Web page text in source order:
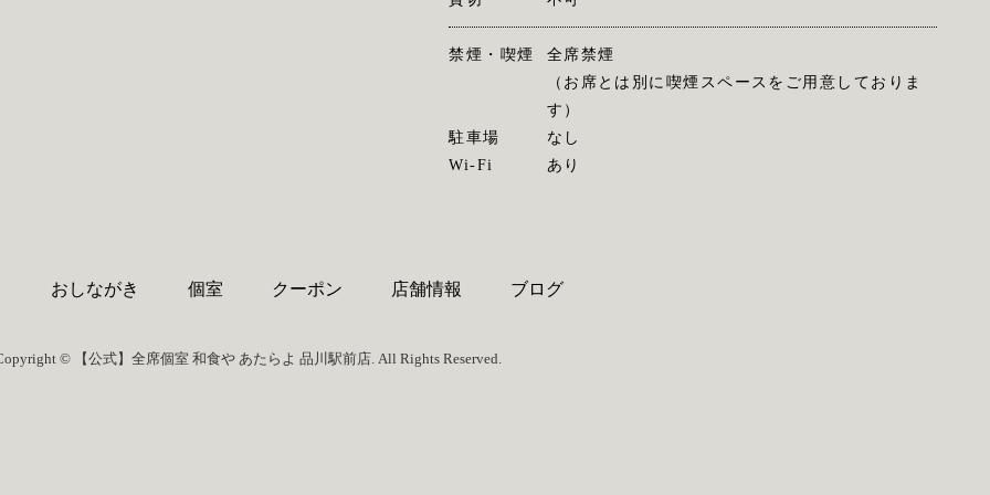
禁煙・喫煙
全席禁煙
（お席とは別に喫煙スペースをご用意しておりま
す）
駐車場
なし
Wi-Fi
あり
おしながき 個室 クーポン 店舗情報 ブログ
© 【公式】全席個室 和食や あたらよ 品川駅前店. All Rights Reserved.